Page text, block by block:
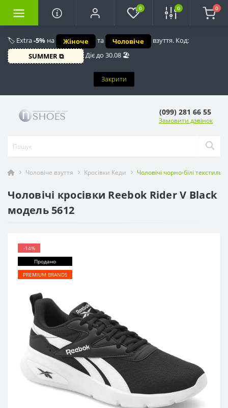
🏷️ Extra-5% на Жіноче та Чоловіче
взуття. Код:
SUMMER ⧉
Діє до 30.08 🏖️
Закрити
0 0 0
(099) 281 66 55
Замовити дзвінок
Чоловіче взуття Кросівки Кеди Чоловічі чорно-білі
Чоловічі кросівки Reebok Rider V Black
модель 5612
-14%
Продано
PREMIUM BRANDS